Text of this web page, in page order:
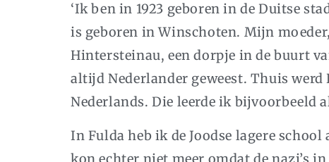
‘Ik ben in 1923 geboren in de Duitse
is geboren in Winschoten. Mijn
Hintersteinau, een dorpje in de buurt
altijd Nederlander geweest. Thuis
Nederlands. Die leerde ik bijvoorbeeld
In Fulda heb ik de Joodse lagere